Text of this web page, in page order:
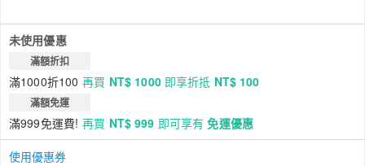
未使用優惠
滿額折扣
滿1000折100 再買 NT$ 1000即享折抵 NT$ 100
滿額免運
滿999免運費! 再買 NT$ 999 即可享有免運優惠
使用優惠券